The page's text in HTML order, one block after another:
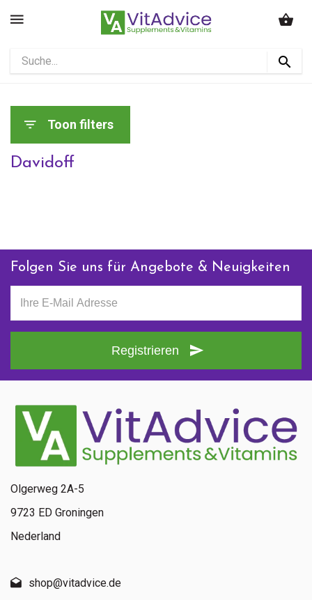
Toon filters
Davidoff
Folgen Sie uns für Angebote & Neuigkeiten
Registrieren
Olgerweg 2A-5
9723 ED Groningen
Nederland
shop@vitadvice.de